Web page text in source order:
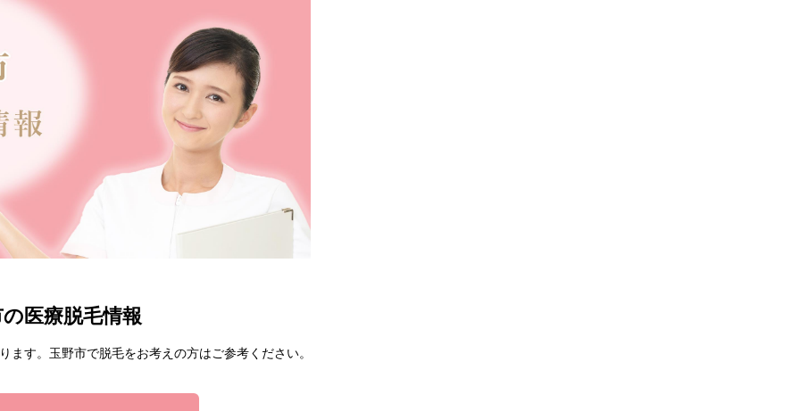
医療脱毛情報
ます。玉野市で脱毛をお考えの方はご参考ください。